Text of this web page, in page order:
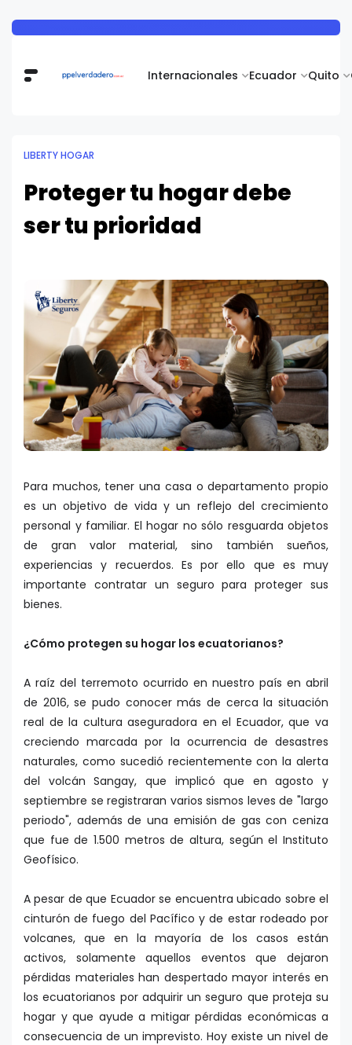
Internacionales Ecuador Quito
LIBERTY HOGAR
Proteger tu hogar debe
ser tu prioridad
Para muchos, tener una casa o departamento propio
es un objetivo de vida y un reflejo del crecimiento
personal y familiar. El hogar no sólo resguarda objetos
de gran valor material, sino también sueños,
experiencias y recuerdos. Es por ello que es muy
importante contratar un seguro para proteger sus
bienes.
¿Cómo protegen su hogar los ecuatorianos?
A raíz del terremoto ocurrido en nuestro país en abril
de 2016, se pudo conocer más de cerca la situación
real de la cultura aseguradora en el Ecuador, que va
creciendo marcada por la ocurrencia de desastres
naturales, como sucedió recientemente con la alerta
del volcán Sangay, que implicó que en agosto y
septiembre se registraran varios sismos leves de "largo
periodo", además de una emisión de gas con ceniza
que fue de 1.500 metros de altura, según el Instituto
Geofísico.
A pesar de que Ecuador se encuentra ubicado sobre el
cinturón de fuego del Pacífico y de estar rodeado por
volcanes, que en la mayoría de los casos están
activos, solamente aquellos eventos que dejaron
pérdidas materiales han despertado mayor interés en
los ecuatorianos por adquirir un seguro que proteja su
hogar y que ayude a mitigar pérdidas económicas a
consecuencia de un imprevisto. Hoy existe un nivel de